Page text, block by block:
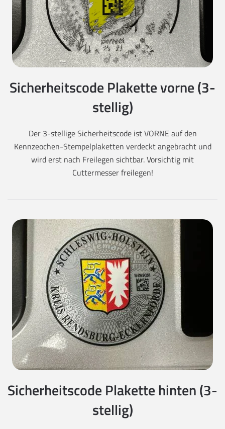
Sicherheitscode Plakette vorne (3-
stellig)
Der 3-stellige Sicherheitscode ist VORNE auf den
Kennzeochen-Stempelplaketten verdeckt angebracht und
wird erst nach Freilegen sichtbar. Vorsichtig mit
Cuttermesser freilegen!
Sicherheitscode Plakette hinten (3-
stellig)